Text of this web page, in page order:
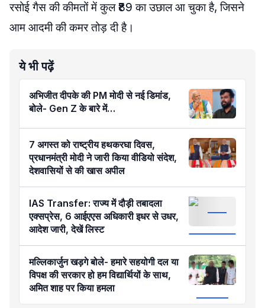
रसोई गैस की कीमतों में कुल ₹89 का उछाल आ चुका है, जिसने
आम आदमी की कमर तोड़ दी है।
ये भी पढ़ें
अभिजीत दीपके की PM मोदी से नई डिमांड,
बोले- Gen Z के बारे में…
7 अगस्त को राष्ट्रीय हथकरघा दिवस,
प्रधानमंत्री मोदी ने जारी किया वीडियो संदेश,
देशवासियों से की खास अपील
IAS Transfer: राज्य में दौड़ी तबादला
एक्सप्रेस, 6 आईएएस अधिकारी इधर से उधर,
आदेश जारी, देखें लिस्ट
मल्लिकार्जुन खड़गे बोले- हमारे सहयोगी दल या
विपक्ष की सरकार हो हम विद्यार्थियों के साथ,
अमित शाह पर किया हमला